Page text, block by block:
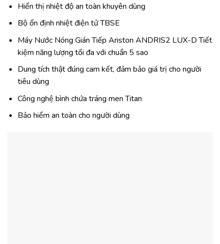
Hiển thị nhiệt độ an toàn khuyên dùng
Bộ ổn định nhiệt điện tử TBSE
Máy Nước Nóng Gián Tiếp Ariston ANDRIS2 LUX-D Tiết
kiệm năng lượng tối đa với chuẩn 5 sao
Dung tích thật đúng cam kết, đảm bảo giá trị cho người
tiêu dùng
Công nghệ bình chứa tráng men Titan
Bảo hiểm an toàn cho người dùng